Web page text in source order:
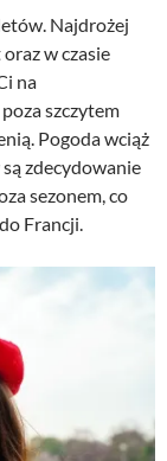
Najdrożej
w czasie
na
szczytem
Pogoda wciąż
zdecydowanie
sezonem, co
Francji.